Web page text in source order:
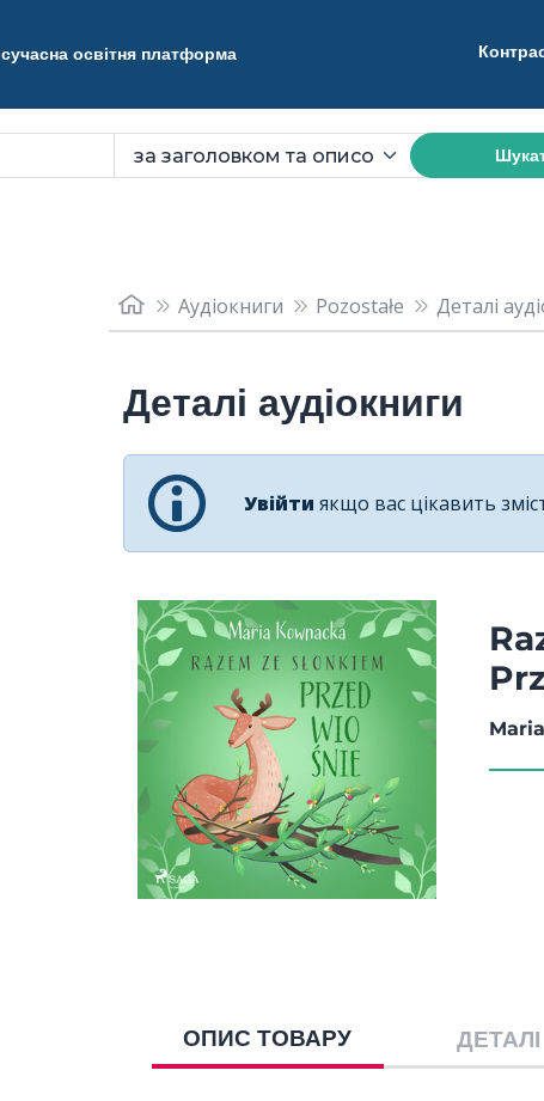
сучасна освітня платформа
Аудіокниги Pozostałe Деталі
Деталі аудіокниги
Увійти якщо вас цікавить
ОПИС ТОВАРУ ДЕТАЛІ